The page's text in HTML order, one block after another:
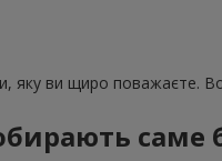
яку ви щиро поважаєте.
саме